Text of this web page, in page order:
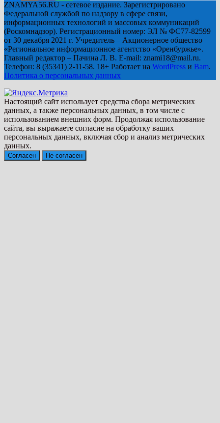
ZNAMYA56.RU - сетевое издание. Зарегистрировано
Федеральной службой по надзору в сфере связи,
информационных технологий и массовых коммуникаций
(Роскомнадзор). Регистрационный номер: ЭЛ № ФС77-82599
от 30 декабря 2021 г. Учредитель – Акционерное общество
«Региональное информационное агентство «Оренбуржье».
Главный редактор – Пачина Л. В. E-mail: znami18@mail.ru.
Телефон: 8 (35341) 2-11-58. 18+ Работает на WordPress и Bam.
Политика о персональных данных
Настоящий сайт использует средства сбора метрических
данных, а также персональных данных, в том числе с
использованием внешних форм. Продолжая использование
сайта, вы выражаете согласие на обработку ваших
персональных данных, включая сбор и анализ метрических
данных.
Согласен Не согласен